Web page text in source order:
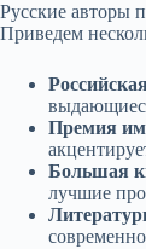
Русские авторы
Приведем
Премия
Большая
лучшие